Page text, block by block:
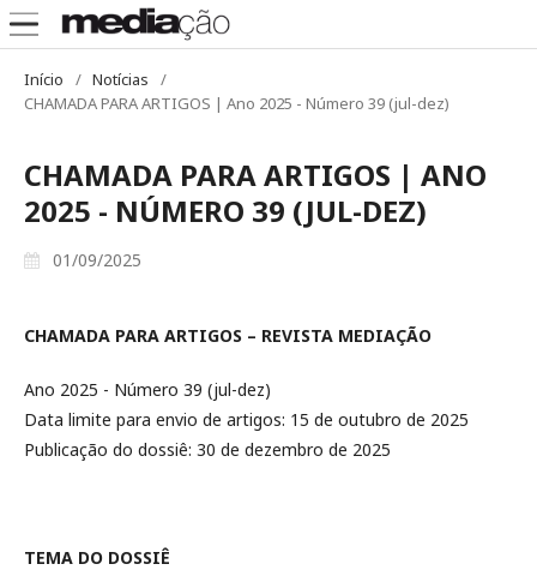
Início / Notícias
/
CHAMADA PARA ARTIGOS | Ano 2025 - Número 39 (jul-dez)
CHAMADA PARA ARTIGOS | ANO
2025 - NÚMERO 39 (JUL-DEZ)
01/09/2025
CHAMADA PARA ARTIGOS – REVISTA MEDIAÇÃO
Ano 2025 - Número 39 (jul-dez)
Data limite para envio de artigos: 15 de outubro de 2025
Publicação do dossiê: 30 de dezembro de 2025
TEMA DO DOSSIÊ